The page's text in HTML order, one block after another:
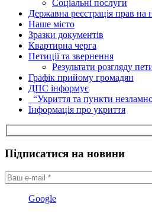
Соціальні послуги
Державна реєстрація прав на
Наше місто
Зразки документів
Квартирна черга
Петиції та звернення
Результати розгляду
Графік прийому громадян
ДПС інформує
“Укриття та пункти
Інформація про укриття
Підписатися на новини
Google